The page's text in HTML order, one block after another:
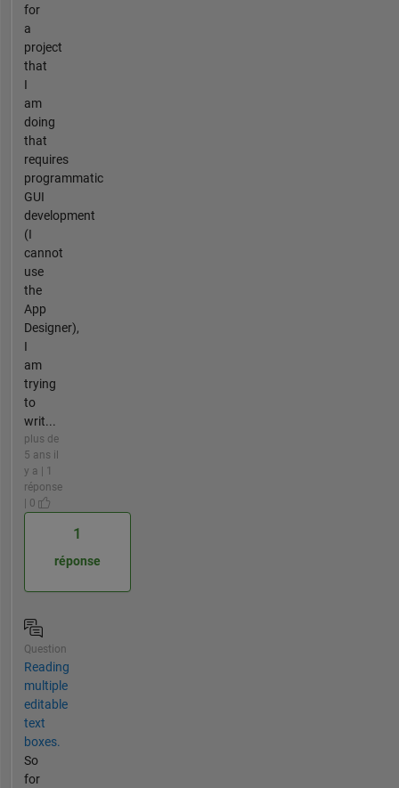
for
a
project
that
I
am
doing
that
requires
programmatic
GUI
development
(I
cannot
use
the
App
Designer),
I
am
trying
to
writ...
plus de
5 ans il
y a | 1
réponse
| 0
1
réponse
Question
Reading
multiple
editable
text
boxes.
So
for